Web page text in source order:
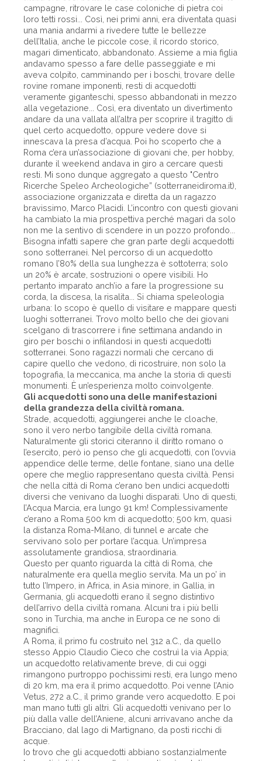
campagne, ritrovare le case coloniche di pietra coi
loro tetti rossi... Così, nei primi anni, era diventata quasi
una mania andarmi a rivedere tutte le bellezze
dell’Italia, anche le piccole cose, il ricordo storico,
magari dimenticato, abbandonato. Assieme a mia figlia
andavamo spesso a fare delle passeggiate e mi
aveva colpito, camminando per i boschi, trovare delle
rovine romane imponenti, resti di acquedotti
veramente giganteschi, spesso abbandonati in mezzo
alla vegetazione... Così, era diventato un divertimento
andare da una vallata all’altra per scoprire il tragitto di
quel certo acquedotto, oppure vedere dove si
innescava la presa d’acqua. Poi ho scoperto che a
Roma c’era un’associazione di giovani che, per hobby,
durante il weekend andava in giro a cercare questi
resti. Mi sono dunque aggregato a questo "Centro
Ricerche Speleo Archeologiche” (sotterraneidiroma.it),
associazione organizzata e diretta da un ragazzo
bravissimo, Marco Placidi. L’incontro con questi giovani
ha cambiato la mia prospettiva perché magari da solo
non me la sentivo di scendere in un pozzo profondo...
Bisogna infatti sapere che gran parte degli acquedotti
sono sotterranei. Nel percorso di un acquedotto
romano l’80% della sua lunghezza è sottoterra; solo
un 20% è arcate, sostruzioni o opere visibili. Ho
pertanto imparato anch’io a fare la progressione su
corda, la discesa, la risalita... Si chiama speleologia
urbana: lo scopo è quello di visitare e mappare questi
luoghi sotterranei. Trovo molto bello che dei giovani
scelgano di trascorrere i fine settimana andando in
giro per boschi o infilandosi in questi acquedotti
sotterranei. Sono ragazzi normali che cercano di
capire quello che vedono, di ricostruire, non solo la
topografia, la meccanica, ma anche la storia di questi
monumenti. È un’esperienza molto coinvolgente.
Gli acquedotti sono una delle manifestazioni
della grandezza della civiltà romana.
Strade, acquedotti, aggiungerei anche le cloache,
sono il vero nerbo tangibile della civiltà romana.
Naturalmente gli storici citeranno il diritto romano o
l’esercito, però io penso che gli acquedotti, con l’ovvia
appendice delle terme, delle fontane, siano una delle
opere che meglio rappresentano questa civiltà. Pensi
che nella città di Roma c’erano ben undici acquedotti
diversi che venivano da luoghi disparati. Uno di questi,
l’Acqua Marcia, era lungo 91 km! Complessivamente
c’erano a Roma 500 km di acquedotto; 500 km, quasi
la distanza Roma-Milano, di tunnel e arcate che
servivano solo per portare l’acqua. Un’impresa
assolutamente grandiosa, straordinaria.
Questo per quanto riguarda la città di Roma, che
naturalmente era quella meglio servita. Ma un po’ in
tutto l’Impero, in Africa, in Asia minore, in Gallia, in
Germania, gli acquedotti erano il segno distintivo
dell’arrivo della civiltà romana. Alcuni tra i più belli
sono in Turchia, ma anche in Europa ce ne sono di
magnifici.
A Roma, il primo fu costruito nel 312 a.C., da quello
stesso Appio Claudio Cieco che costruì la via Appia;
un acquedotto relativamente breve, di cui oggi
rimangono purtroppo pochissimi resti, era lungo meno
di 20 km, ma era il primo acquedotto. Poi venne l’Anio
Vetus, 272 a.C., il primo grande vero acquedotto. E poi
man mano tutti gli altri. Gli acquedotti venivano per lo
più dalla valle dell’Aniene, alcuni arrivavano anche da
Bracciano, dal lago di Martignano, da posti ricchi di
acque.
Io trovo che gli acquedotti abbiano sostanzialmente